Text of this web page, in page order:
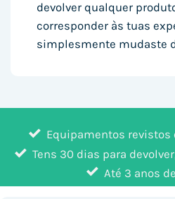
devolver qualquer
corresponder às tuas
simplesmente mudaste
Equipamentos revistos
Tens 30 dias para
Até 3 anos